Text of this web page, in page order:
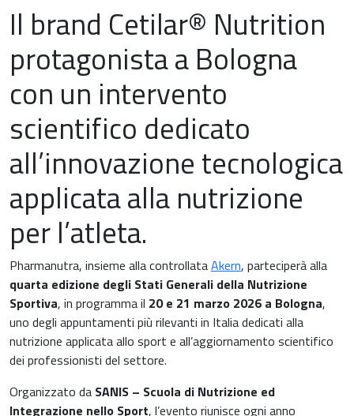
News & Eventi
Medicina cardiovascolare
Chirurgia e Medicina Trasfusionale
Ematologia
Gastroenterologia
Ginecologia e Ostetricia
Medicina dello sport
Nefrologia
Oncologia
Carenza di ferro
Infiammazioni
Materie prime
Minerali e vitamine
Il brand Cetilar® Nutrition
protagonista a Bologna
con un intervento
scientifico dedicato
all’innovazione tecnologica
applicata alla nutrizione
per l’atleta.
Pharmanutra, insieme alla controllataAkern, parteciperà alla
quarta edizione degli Stati Generali della Nutrizione
Sportiva, in programma il 20 e 21 marzo 2026 a Bologna,
uno degli appuntamenti più rilevanti in Italia dedicati alla
nutrizione applicata allo sport e all’aggiornamento scientifico
dei professionisti del settore.
Organizzato da SANIS – Scuola di Nutrizione ed
Integrazione nello Sport, l’evento riunisce ogni anno